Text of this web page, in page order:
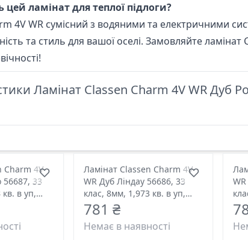
цей ламінат для теплої підлоги?
4V WR сумісний з водяними та електричними
та стиль для вашої оселі. Замовляйте
Ламінат Classen Charm 4V WR Дуб
Charm 4V
Ламінат Classen Charm 4V
WR Дуб Ліндау 56686, 33
клас, 8мм, 1,973 кв. в уп,
1285x192 розмір
781 ₴
Немає в наявності
клас,